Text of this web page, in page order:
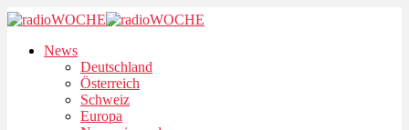
News
Deutschland
Österreich
Schweiz
Europa